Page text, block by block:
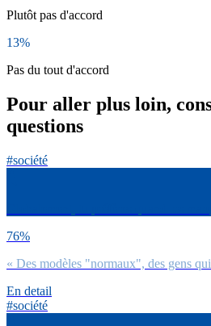
Plutôt pas d'accord
13%
Pas du tout d'accord
Pour aller plus loin,
questions
#société
76%
« Des modèles "normaux", des gens
En detail
#société